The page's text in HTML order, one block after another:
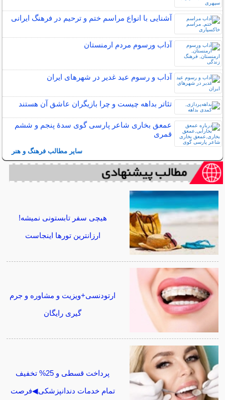
آشنایی با انواع مراسم ختم و ترحیم در فرهنگ ایرانی
آداب ورسوم مردم ارمنستان
آداب و رسوم عید غدیر در شهرهای ایران
تئاتر بداهه چیست و چرا بازیگران عاشق آن هستند
عمعق بخاری شاعر پارسی گوی سدهٔ پنجم و ششم
قمری
سایر مطالب فرهنگ و هنر
هیچی سفر تابستونی نمیشه!
ارزانترین تورها اینجاست
ارتودنسی+ویزیت و مشاوره و جرم
گیری رایگان
پرداخت قسطی و 25% تخفیف
تمام خدمات دندانپزشکی◀فرصت